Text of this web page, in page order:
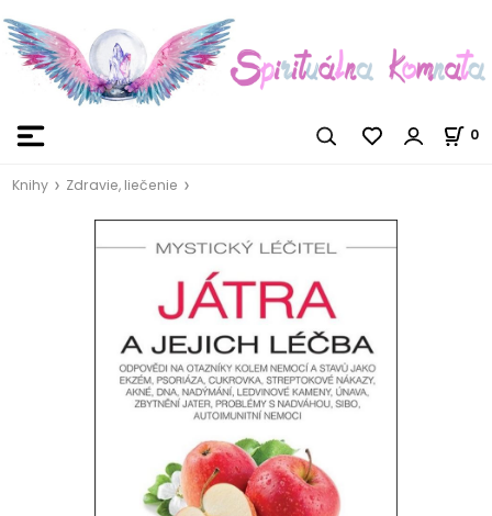
0
Knihy Zdravie, liečenie